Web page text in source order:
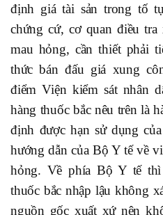
định giá tài sản trong tố
chứng cứ, cơ quan điều
mau hỏng, cần thiết phải
thức bán đấu giá xung
điểm Viện kiểm sát nhân
hàng thuốc bắc nêu trên là
định được hạn sử dụng
hướng dẫn của Bộ Y tế về
hỏng. Về phía Bộ Y tế
thuốc bắc nhập lậu không
nguồn gốc xuất xứ nên